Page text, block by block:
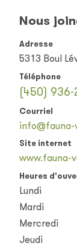
Nous
Adresse
5313 Boul
Téléphone
(450) 936-
Courriel
Site internet
www.fauna-
Heures
Lundi
Mardi
Mercredi
Jeudi